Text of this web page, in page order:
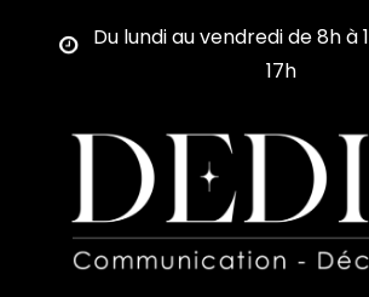
Du lundi au vendredi de 8h à
17h